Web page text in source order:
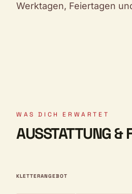
Werktagen, Feiertagen
WAS DICH ERWARTET
AUSSTATTUNG &
KLETTERANGEBOT